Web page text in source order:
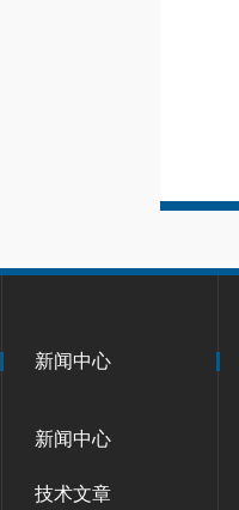
新闻中心
新闻中心
技术文章